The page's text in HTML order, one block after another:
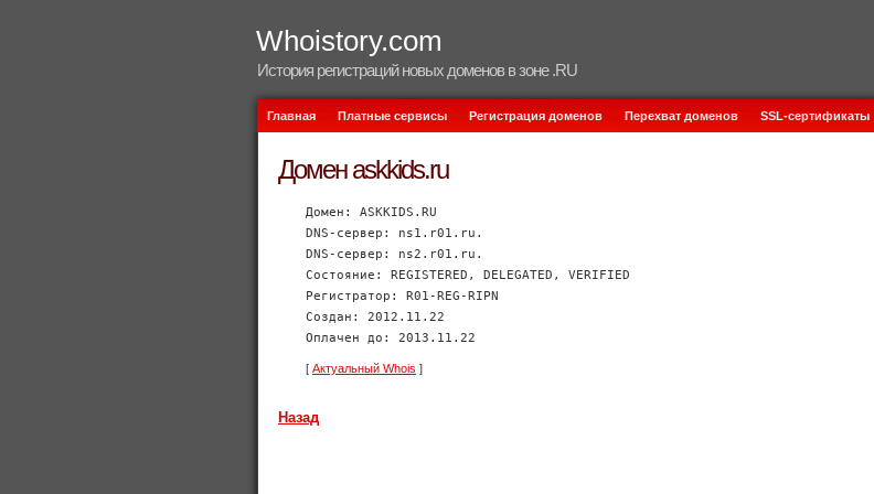
Whoistory.com
История регистраций новых доменов в зоне .RU
Главная Платные сервисы Регистрация доменов Перехват доменов SSL-сертификаты
Домен askkids.ru
Домен: ASKKIDS.RU
DNS-сервер: ns1.r01.ru.
DNS-сервер: ns2.r01.ru.
Состояние: REGISTERED, DELEGATED, VERIFIED
Регистратор: R01-REG-RIPN
Создан: 2012.11.22
Оплачен до: 2013.11.22
[ Актуальный Whois ]
Назад